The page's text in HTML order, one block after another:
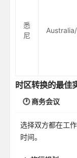
悉
尼
时区转换的最佳
🕐 商务会议
选择双方都在工
时间。